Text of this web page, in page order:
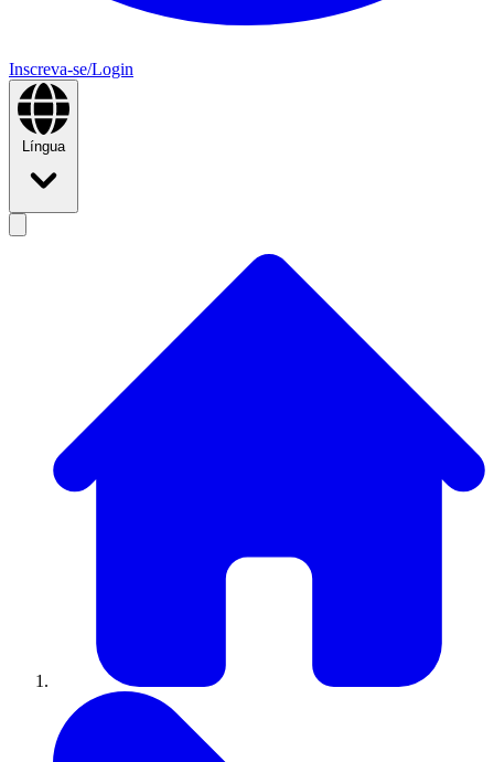
Inscreva-se/Login
Língua